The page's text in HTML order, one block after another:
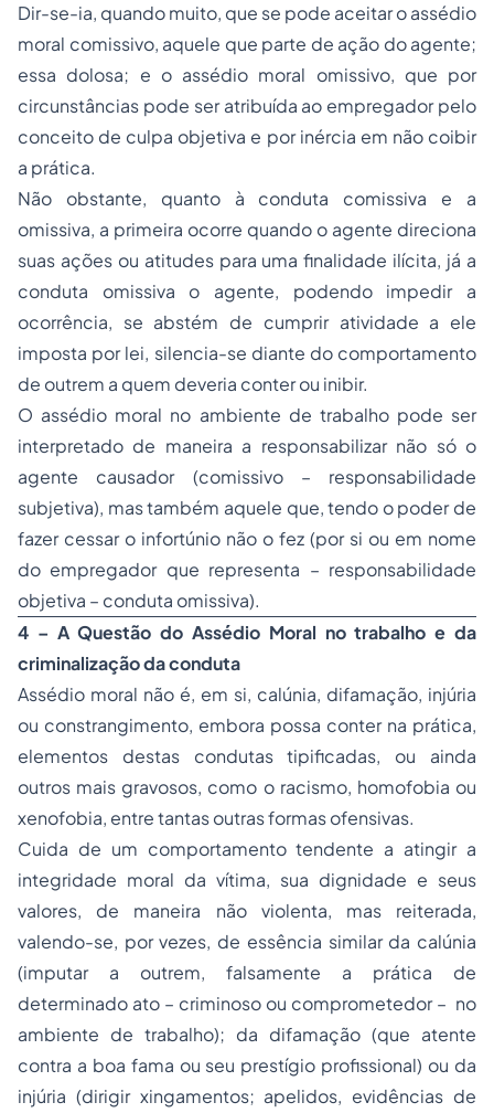
Dir-se-ia, quando muito, que se pode aceitar o assédio
moral comissivo, aquele que parte de ação do agente;
essa dolosa; e o assédio moral omissivo, que por
circunstâncias pode ser atribuída ao empregador pelo
conceito de culpa objetiva e por inércia em não coibir
a prática.
Não obstante, quanto à conduta comissiva e a
omissiva, a primeira ocorre quando o agente direciona
suas ações ou atitudes para uma finalidade ilícita, já a
conduta omissiva o agente, podendo impedir a
ocorrência, se abstém de cumprir atividade a ele
imposta por lei, silencia-se diante do comportamento
de outrem a quem deveria conter ou inibir.
O assédio moral no ambiente de trabalho pode ser
interpretado de maneira a responsabilizar não só o
agente causador (comissivo – responsabilidade
subjetiva), mas também aquele que, tendo o poder de
fazer cessar o infortúnio não o fez (por si ou em nome
do empregador que representa – responsabilidade
objetiva – conduta omissiva).
4 – A Questão do Assédio Moral no trabalho e da
criminalização da conduta
Assédio moral não é, em si, calúnia, difamação, injúria
ou constrangimento, embora possa conter na prática,
elementos destas condutas tipificadas, ou ainda
outros mais gravosos, como o racismo, homofobia ou
xenofobia, entre tantas outras formas ofensivas.
Cuida de um comportamento tendente a atingir a
integridade moral da vítima, sua dignidade e seus
valores, de maneira não violenta, mas reiterada,
valendo-se, por vezes, de essência similar da calúnia
(imputar a outrem, falsamente a prática de
determinado ato – criminoso ou comprometedor – no
ambiente de trabalho); da difamação (que atente
contra a boa fama ou seu prestígio profissional) ou da
injúria (dirigir xingamentos; apelidos, evidências de